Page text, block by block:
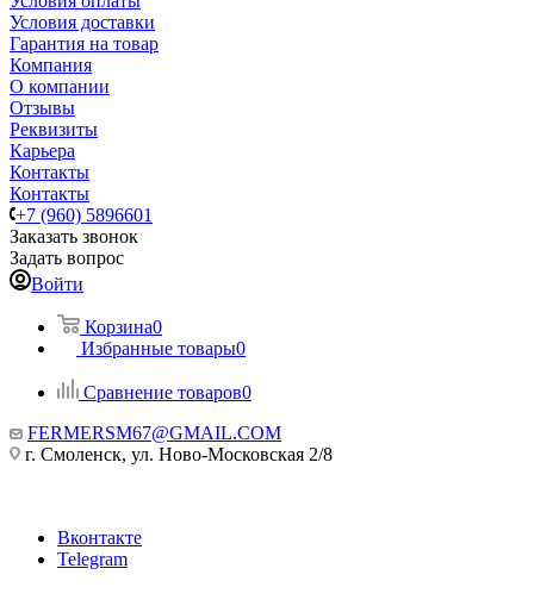
Условия доставки
Гарантия на товар
Компания
О компании
Отзывы
Реквизиты
Карьера
Контакты
Контакты
+7 (960) 5896601
Заказать звонок
Задать вопрос
Войти
Корзина0
Избранные товары0
Сравнение товаров0
FERMERSM67@GMAIL.COM
г. Смоленск, ул. Ново-Московская 2/8
Вконтакте
Telegram